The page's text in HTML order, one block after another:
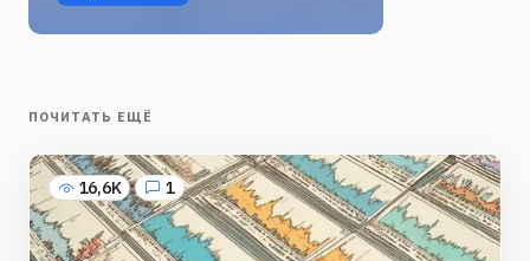
ПОЧИТАТЬ ЕЩЁ
16,6K 1